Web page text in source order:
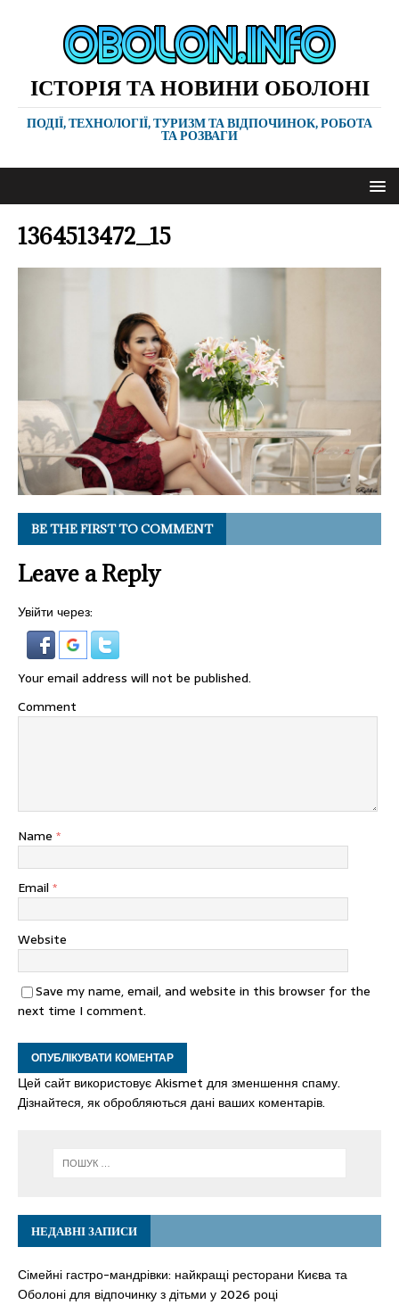
ІСТОРІЯ ТА НОВИНИ ОБОЛОНІ
ПОДІЇ, ТЕХНОЛОГІЇ, ТУРИЗМ ТА ВІДПОЧИНОК, РОБОТА
ТА РОЗВАГИ
1364513472_15
BE THE FIRST TO COMMENT
Leave a Reply
Увійти через:
Your email address will not be published.
Comment
Name *
Email *
Website
Save my name, email, and website in this browser for the
next time I comment.
Цей сайт використовує Akismet для зменшення спаму.
Дізнайтеся, як обробляються дані ваших коментарів.
НЕДАВНІ ЗАПИСИ
Сімейні гастро-мандрівки: найкращі ресторани Києва та
Оболоні для відпочинку з дітьми у 2026 році